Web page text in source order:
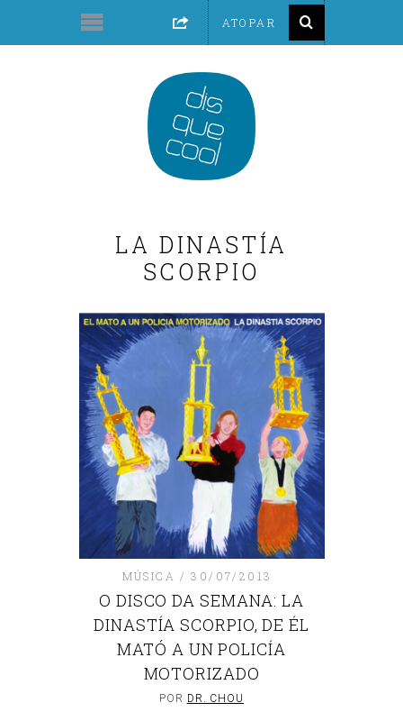
LA DINASTÍA
SCORPIO
MÚSICA 30/07/2013
O DISCO DA SEMANA: LA
DINASTÍA SCORPIO, DE ÉL
MATÓ A UN POLICÍA
MOTORIZADO
POR DR. CHOU